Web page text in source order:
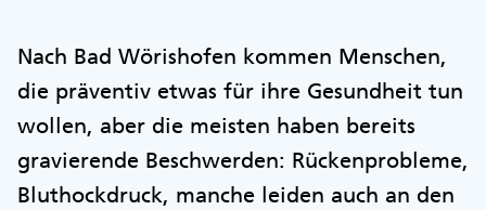
Nach Bad Wörishofen kommen Menschen,
die präventiv etwas für ihre Gesundheit tun
wollen, aber die meisten haben bereits
gravierende Beschwerden: Rückenprobleme,
Bluthockdruck, manche leiden auch an den